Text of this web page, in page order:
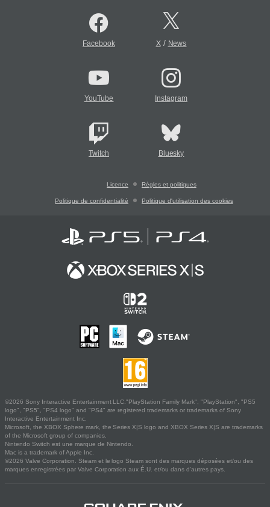
Facebook X/ News
YouTube Instagram
Twitch Bluesky
Licence Règles et politiques
Politique de confidentialité Politique d'utilisation des cookies
©2026 Sony Interactive Entertainment LLC."PlayStation Family Mark", "PlayStation", "PS5
logo", "PS5", "PS4 logo" and "PS4" are registered trademarks or trademarks of Sony
Interactive Entertainment Inc.
Microsoft, the XBOX Sphere mark, the Series X|S logo and XBOX Series X|S are trademarks
of the Microsoft group of companies.
Nintendo Switch est une marque de Nintendo.
Mac is a trademark of Apple Inc.
©2026 Valve Corporation. Steam et le logo Steam sont des marques déposées et/ou des
marques enregistrées par Valve Corporation aux É.U. et/ou dans d'autres pays.